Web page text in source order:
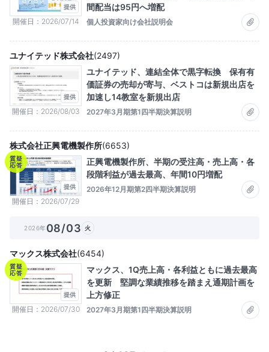
提供
開催日 2026/07/14
間配当は95円へ増配
個人投資家向け会社説明会
提供
開催日 2026/08/03
ユナイテッド株式会社(2497)
ユナイテッド、連結全体で黒字転換 保有有
価証券の売却が寄与、ベストコは新規出店を
加速し14教室を新規出店
2027年3月期第1四半期決算説明
質疑
応答
提供
開催日 2026/07/29
株式会社正興電機製作所(6653)
正興電機製作所、半期の受注高・売上高・各
段階利益が過去最高、年間10円増配
2026年12月期第2四半期決算説明
2026年08/03 火
質疑
応答
提供
開催日 2026/07/30
マックス株式会社(6454)
マックス、1Q売上高・各利益ともに過去最高
を更新 堅調な業績推移を踏まえ通期計画を
上方修正
2027年3月期第1四半期決算説明